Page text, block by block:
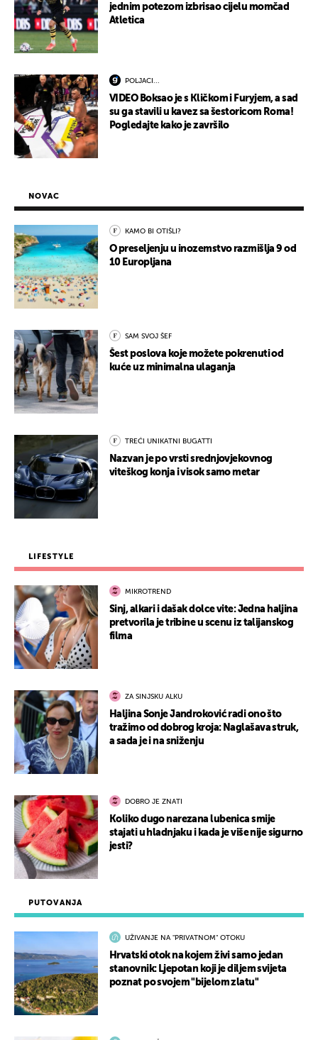
jednim potezom izbrisao cijelu momčad
Atletica
POLJACI...
VIDEO Boksao je s Kličkom i Furyjem, a sad
su ga stavili u kavez sa šestoricom Roma!
Pogledajte kako je završilo
PUTOVANJA
UŽIVANJE NA "PRIVATNOM" OTOKU
Hrvatski otok na kojem živi samo jedan
stanovnik: Ljepotan koji je diljem svijeta
poznat po svojem "bijelom zlatu"
NOVAC
KAMO BI OTIŠLI?
O preseljenju u inozemstvo razmišlja 9 od
10 Europljana
SAM SVOJ ŠEF
Šest poslova koje možete pokrenuti od
kuće uz minimalna ulaganja
TREĆI UNIKATNI BUGATTI
Nazvan je po vrsti srednjovjekovnog
viteškog konja i visok samo metar
LIFESTYLE
MIKROTREND
Sinj, alkari i dašak dolce vite: Jedna haljina
pretvorila je tribine u scenu iz talijanskog
filma
ZA SINJSKU ALKU
Haljina Sonje Jandroković radi ono što
tražimo od dobrog kroja: Naglašava struk,
a sada je i na sniženju
DOBRO JE ZNATI
Koliko dugo narezana lubenica smije
stajati u hladnjaku i kada je više nije sigurno
jesti?